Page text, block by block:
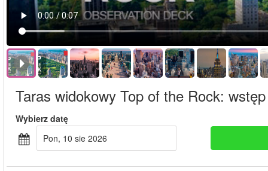
Taras widokowy Top of the Rock:
Wybierz datę
pon, 10 sie 2026